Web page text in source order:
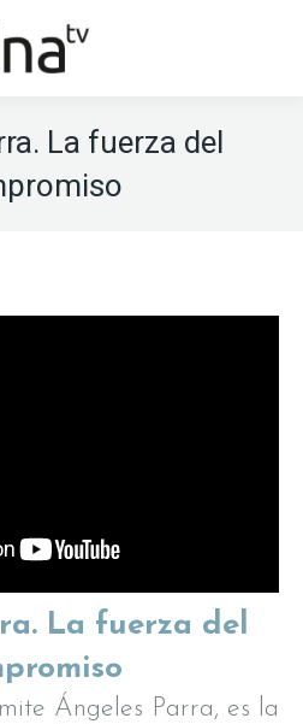
La fuerza del
La fuerza del
Ángeles Parra, es la